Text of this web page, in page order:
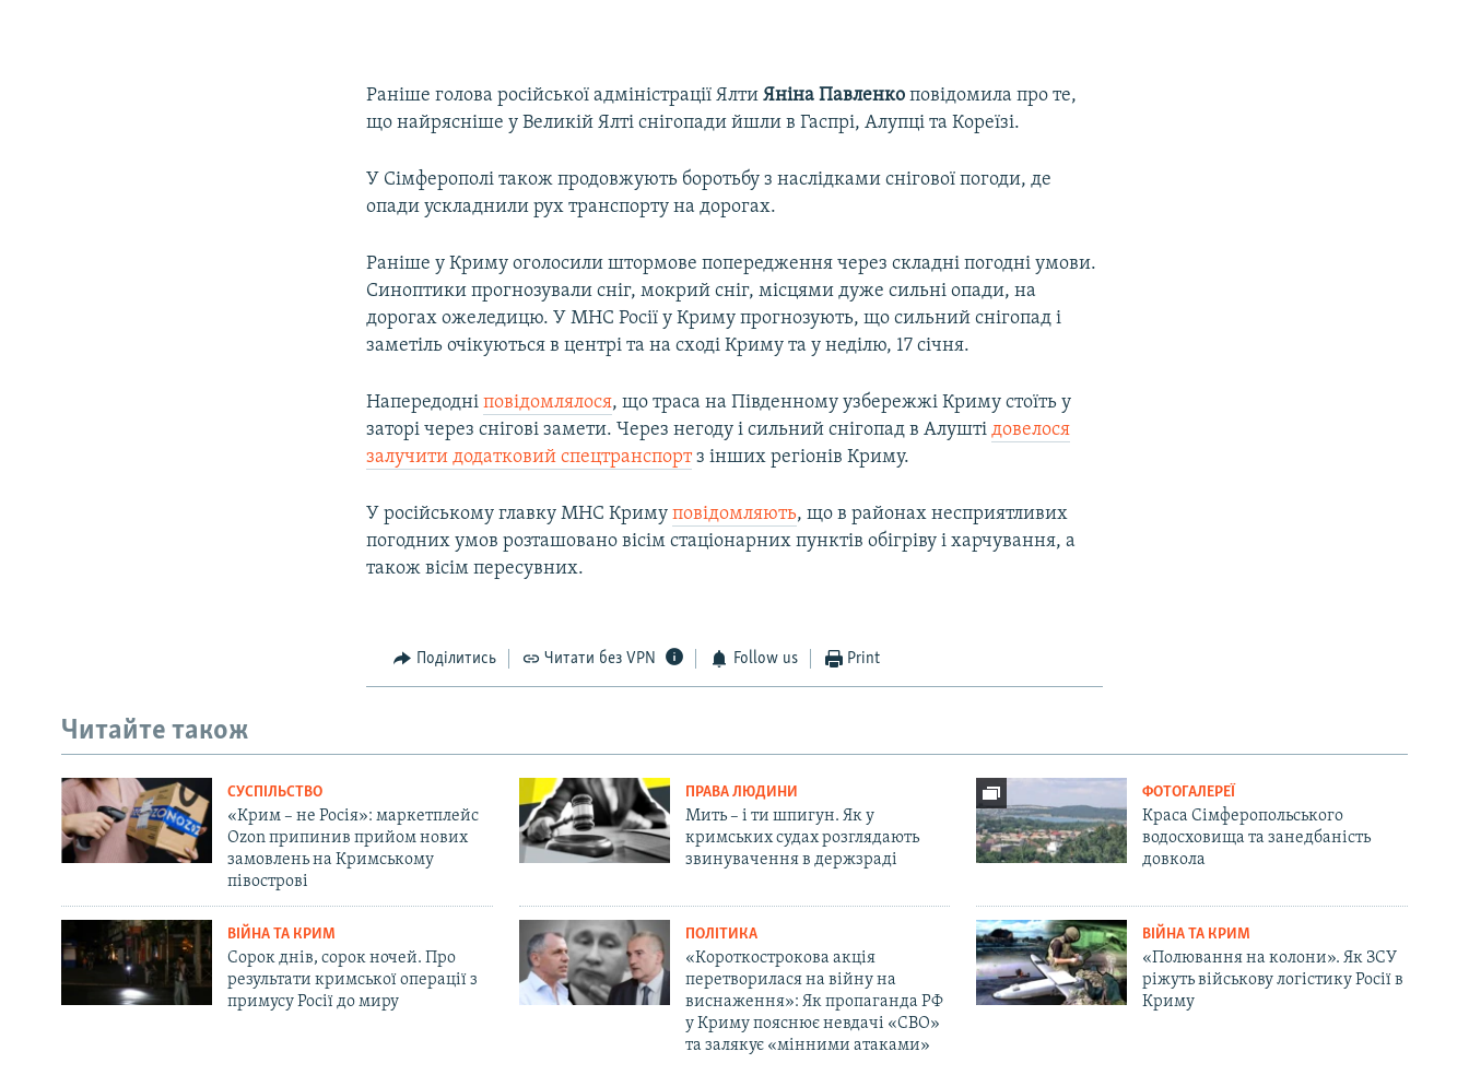
Раніше голова російської адміністрації ЯлтиЯніна Павленко повідомила про те,
що найрясніше у Великій Ялті снігопади йшли в Гаспрі, Алупці та Кореїзі.
У Сімферополі також продовжують боротьбу з наслідками снігової погоди, де
опади ускладнили рух транспорту на дорогах.
Раніше у Криму оголосили штормове попередження через складні погодні умови.
Синоптики прогнозували сніг, мокрий сніг, місцями дуже сильні опади, на
дорогах ожеледицю. У МНС Росії у Криму прогнозують, що сильний снігопад і
заметіль очікуються в центрі та на сході Криму та у неділю, 17 січня.
Напередодніповідомлялося, що траса на Південному узбережжі Криму стоїть у
заторі через снігові замети. Через негоду і сильний снігопад в Алуштідовелося
залучити додатковий спецтранспортз інших регіонів Криму.
У російському главку МНС Кримуповідомляють, що в районах несприятливих
погодних умов розташовано вісім стаціонарних пунктів обігріву і харчування, а
також вісім пересувних.
Поділитись Читати без VPN Follow us Print
Читайте також
СУСПІЛЬСТВО
«Крим – не Росія»: маркетплейс
Ozon припинив прийом нових
замовлень на Кримському
півострові
ПРАВА ЛЮДИНИ
Мить – і ти шпигун. Як у
кримських судах розглядають
звинувачення в держзраді
ФОТОГАЛЕРЕЇ
Краса Сімферопольського
водосховища та занедбаність
довкола
ВІЙНА ТА КРИМ
Сорок днів, сорок ночей. Про
результати кримської операції з
примусу Росії до миру
ПОЛІТИКА
«Короткострокова акція
перетворилася на війну на
виснаження»: Як пропаганда РФ
у Криму пояснює невдачі «СВО»
та залякує «мінними атаками»
ВІЙНА ТА КРИМ
«Полювання на колони». Як ЗСУ
ріжуть військову логістику Росії в
Криму